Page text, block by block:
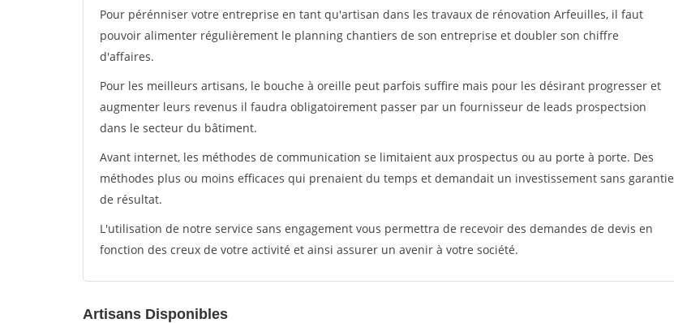
Pour pérénniser votre entreprise en tant qu'artisan dans les travaux de rénovation Arfeuilles, il faut
pouvoir alimenter régulièrement le planning chantiers de son entreprise et doubler son chiffre
d'affaires.
Pour les meilleurs artisans, le bouche à oreille peut parfois suffire mais pour les désirant progresser et
augmenter leurs revenus il faudra obligatoirement passer par un fournisseur de leads prospectsion
dans le secteur du bâtiment.
Avant internet, les méthodes de communication se limitaient aux prospectus ou au porte à porte. Des
méthodes plus ou moins efficaces qui prenaient du temps et demandait un investissement sans garantie
de résultat.
L'utilisation de notre service sans engagement vous permettra de recevoir des demandes de devis en
fonction des creux de votre activité et ainsi assurer un avenir à votre société.
Artisans Disponibles